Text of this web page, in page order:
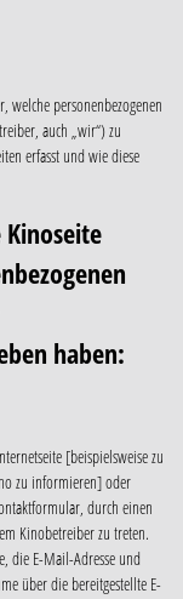
welche personenbezogenen
auch „wir“) zu
erfasst und wie diese
Kinoseite
haben:
[beispielsweise zu
zu informieren] oder
durch einen
Kinobetreiber zu treten.
die E-Mail-Adresse und
über die bereitgestellte E-